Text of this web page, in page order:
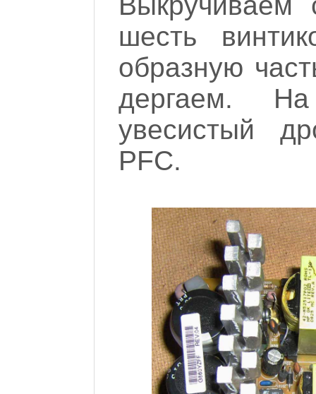
шесть
образную
дергаем.
увесистый
PFC.